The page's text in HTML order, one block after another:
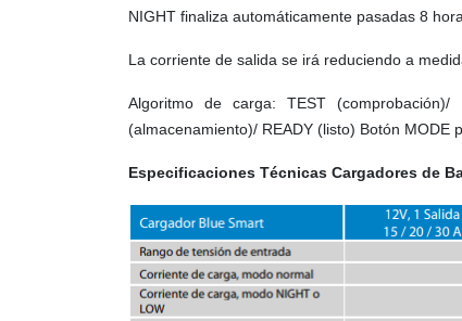
NIGHT finaliza automáticamente pasadas 8
La corriente de salida se irá reduciendo a
Algoritmo de carga: TEST (comprobación)/
(almacenamiento)/ READY (listo) Botón MODE
Especificaciones Técnicas Cargadores de